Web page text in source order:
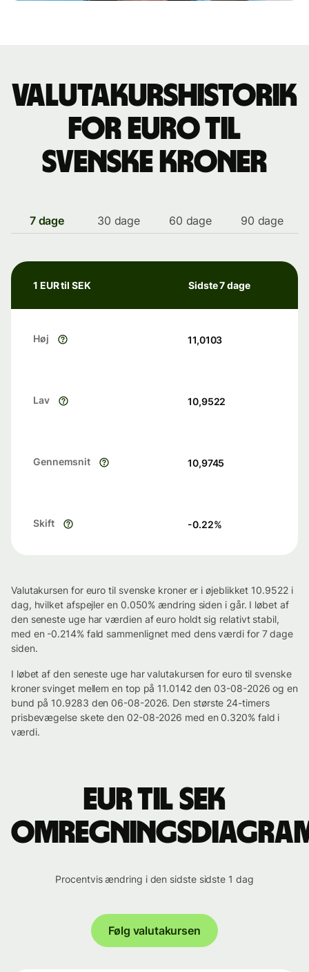
Valutakurshistorik
for euro til
svenske kroner
7 dage 30 dage 60 dage 90 dage
1 EUR til SEK Sidste 7 dage
Høj 11,0103
Lav 10,9522
Gennemsnit 10,9745
Skift -0.22%
Valutakursen for euro til svenske kroner er i øjeblikket 10.9522 i
dag, hvilket afspejler en 0.050% ændring siden i går. I løbet af
den seneste uge har værdien af euro holdt sig relativt stabil,
med en -0.214% fald sammenlignet med dens værdi for 7 dage
siden.
I løbet af den seneste uge har valutakursen for euro til svenske
kroner svinget mellem en top på 11.0142 den 03-08-2026 og en
bund på 10.9283 den 06-08-2026. Den største 24-timers
prisbevægelse skete den 02-08-2026 med en 0.320% fald i
værdi.
EUR til SEK
Procentvis ændring i den sidste sidste 1 dag
Følg valutakursen